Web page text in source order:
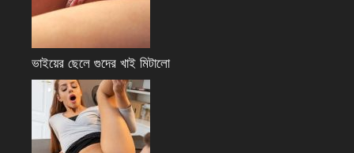
ভাইয়ের ছেলে গুদের খাই মিটালো